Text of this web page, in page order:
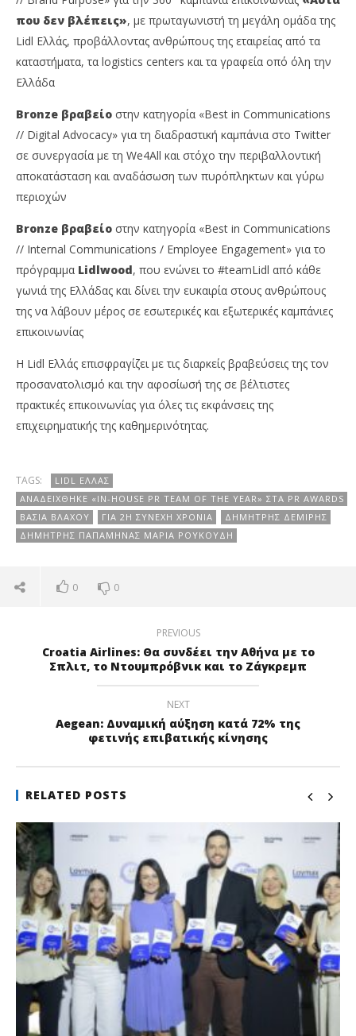
που δεν βλέπεις», με πρωταγωνιστή τη μεγάλη ομάδα της
Lidl Ελλάς, προβάλλοντας ανθρώπους της εταιρείας από τα
καταστήματα, τα logistics centers και τα γραφεία οπό όλη την
Ελλάδα
Bronze βραβείο στην κατηγορία «Best in Communications
// Digital Advocacy» για τη διαδραστική καμπάνια στο Twitter
σε συνεργασία με τη We4All και στόχο την περιβαλλοντική
αποκατάσταση και αναδάσωση των πυρόπληκτων και γύρω
περιοχών
Bronze βραβείο στην κατηγορία «Best in Communications
// Internal Communications / Employee Engagement» για το
πρόγραμμα Lidlwood, που ενώνει το #teamLidl από κάθε
γωνιά της Ελλάδας και δίνει την ευκαιρία στους ανθρώπους
της να λάβουν μέρος σε εσωτερικές και εξωτερικές καμπάνιες
επικοινωνίας
Η Lidl Ελλάς επισφραγίζει με τις διαρκείς βραβεύσεις της τον
προσανατολισμό και την αφοσίωσή της σε βέλτιστες
πρακτικές επικοινωνίας για όλες τις εκφάνσεις της
επιχειρηματικής της καθημερινότητας.
TAGS:
LIDL ΕΛΛΆΣ
ΑΝΑΔΕΊΧΘΗΚΕ «IN-HOUSE PR TEAM OF THE YEAR» ΣΤΑ PR AWARDS
ΒΆΣΙΑ ΒΛΆΧΟΥ
ΓΙΑ 2Η ΣΥΝΕΧΉ ΧΡΟΝΙΆ
ΔΗΜΉΤΡΗΣ ΔΕΜΊΡΗΣ
ΔΗΜΉΤΡΗΣ ΠΑΠΑΜΗΝΆΣ ΜΑΡΊΑ ΡΟΥΚΟΎΔΗ
0 0
PREVIOUS
Croatia Airlines: Θα συνδέει την Αθήνα με το
Σπλιτ, το Ντουμπρόβνικ και το Ζάγκρεμπ
NEXT
Aegean: Δυναμική αύξηση κατά 72% της
φετινής επιβατικής κίνησης
RELATED POSTS